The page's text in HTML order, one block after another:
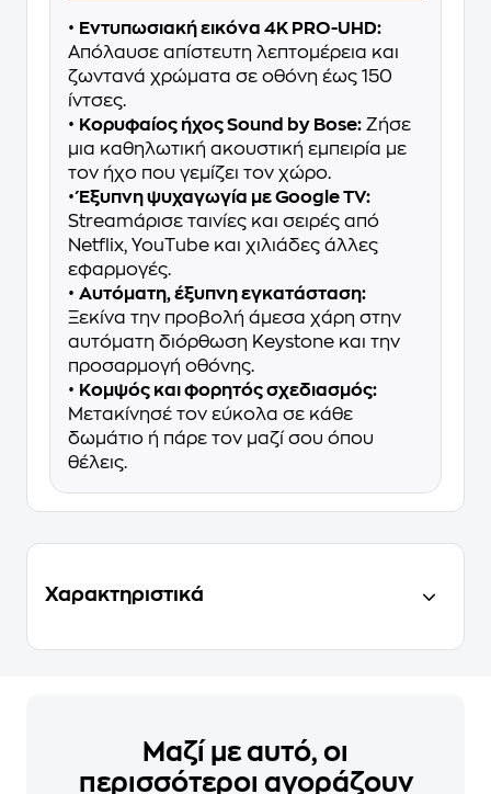
• Εντυπωσιακή εικόνα 4K PRO-UHD:
Απόλαυσε απίστευτη λεπτομέρεια και
ζωντανά χρώματα σε οθόνη έως 150
ίντσες.
• Κορυφαίος ήχος Sound by Bose: Ζήσε
μια καθηλωτική ακουστική εμπειρία με
τον ήχο που γεμίζει τον χώρο.
•Έξυπνη ψυχαγωγία με Google TV:
Streamάρισε ταινίες και σειρές από
Netflix, YouTube και χιλιάδες άλλες
εφαρμογές.
• Αυτόματη, έξυπνη εγκατάσταση:
Ξεκίνα την προβολή άμεσα χάρη στην
αυτόματη διόρθωση Keystone και την
προσαρμογή οθόνης.
• Κομψός και φορητός σχεδιασμός:
Μετακίνησέ τον εύκολα σε κάθε
δωμάτιο ή πάρε τον μαζί σου όπου
θέλεις.
Χαρακτηριστικά
Μαζί με αυτό, οι
περισσότεροι αγοράζουν